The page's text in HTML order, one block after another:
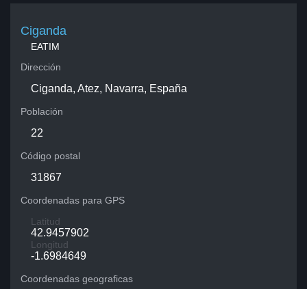
Ciganda
EATIM
Dirección
Ciganda, Atez, Navarra, España
Población
22
Código postal
31867
Coordenadas para GPS
Latitud
42.9457902
Longitud
-1.6984649
Coordenadas geograficas